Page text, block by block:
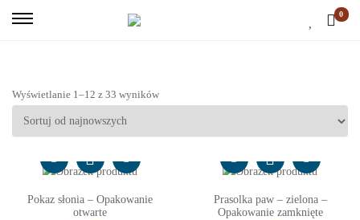
0
Wyświetlanie 1–12 z 33 wyników
Pokaz słonia – Opakowanie
otwarte
Prasolka paw – zielona –
Opakowanie zamknięte